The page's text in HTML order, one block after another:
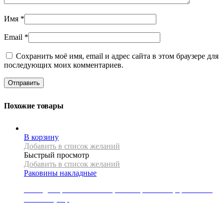
Имя *
Email *
Сохранить моё имя, email и адрес сайта в этом браузере для
последующих моих комментариев.
Похожие товары
В корзину
Добавить в список желаний
Быстрый просмотр
Добавить в список желаний
Раковины накладные